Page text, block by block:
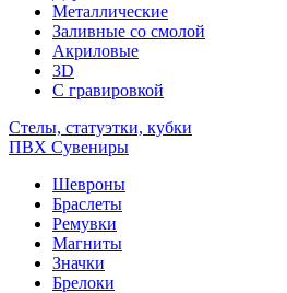
Металлические
Заливные со смолой
Акриловые
3D
C гравировкой
Стелы, статуэтки, кубки
ПВХ Сувениры
Шевроны
Браслеты
Ремувки
Магниты
Значки
Брелоки